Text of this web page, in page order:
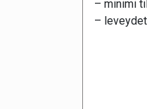
– minimi
–